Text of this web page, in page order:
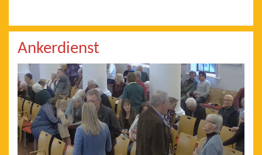
Ankerdienst